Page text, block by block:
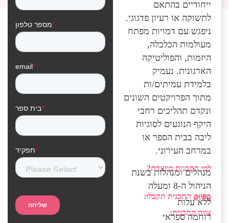
ייחודיים בהתאם
לתשוקה או רעיון פדגוגי.
ניפגש עם דמויות מפתח
מעולמות הכלכלה,
היזמות, והפוליטיקה
הארגונית. נעמיק
בלמידת עמיתים/ות
מתוך הפרויקטים השונים
ונקדם תהליכים רחבי
היקף הנוגעים לסוגיות
ליבה בבית הספר או
במרחב העירוני.
למי התכנית מיועדת?
מנהלים ומנהלות בשנת
הניהול ה-8 ומעלה
בסיום התכנית תקבלו:
עלות:
ללא עלות
צוות התכנית:
רוחמה ספראי